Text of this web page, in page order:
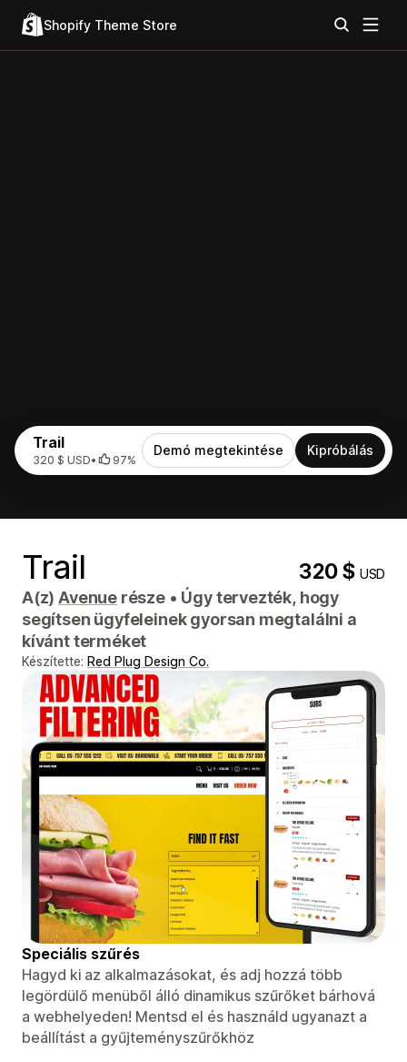
Shopify Theme Store
Trail
320 $ USD• 97%
Demó megtekintése Kipróbálás
Trail 320 $USD
A(z)Avenue része • Úgy tervezték, hogy
segítsen ügyfeleinek gyorsan megtalálni a
kívánt terméket
Készítette: Red Plug Design Co.
Speciális szűrés
Hagyd ki az alkalmazásokat, és adj hozzá több
legördülő menüből álló dinamikus szűrőket bárhová
a webhelyeden! Mentsd el és használd ugyanazt a
beállítást a gyűjteményszűrőkhöz